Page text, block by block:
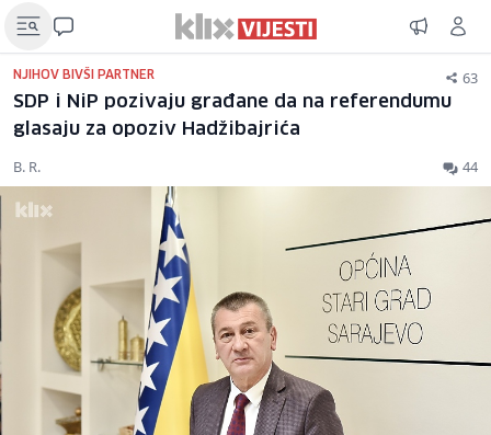
NJIHOV BIVŠI PARTNER 63
SDP i NiP pozivaju građane da na referendumu
glasaju za opoziv Hadžibajrića
B. R. 44